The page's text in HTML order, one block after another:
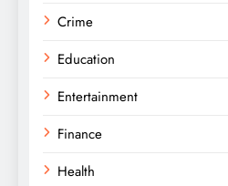
Crime
Education
Entertainment
Finance
Health